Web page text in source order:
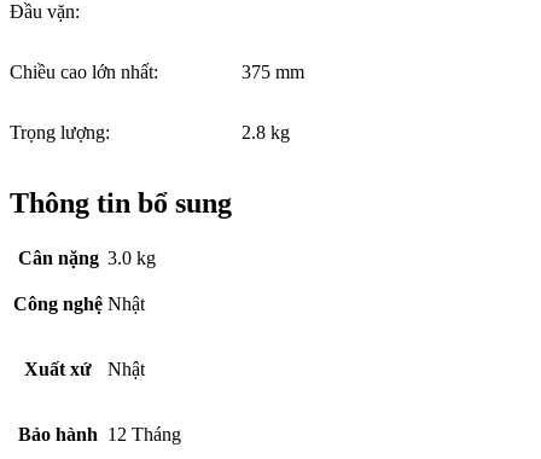
Đầu vặn:
Chiều cao lớn nhất: 375 mm
Trọng lượng: 2.8 kg
Thông tin bổ sung
Cân nặng 3.0 kg
Công nghệ Nhật
Xuất xứ Nhật
Bảo hành 12 Tháng